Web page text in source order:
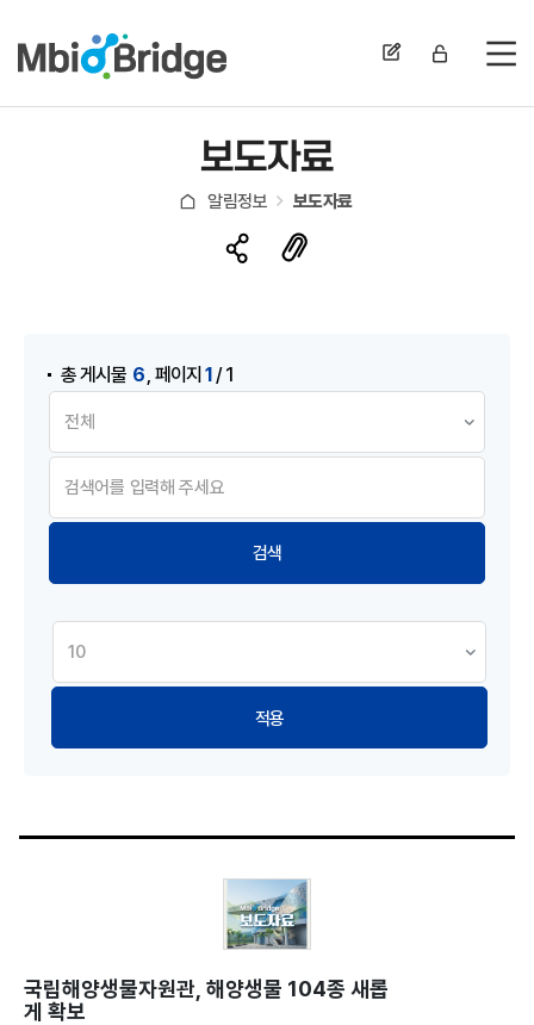
전
보도자료
알림정보 보도자료
총 게시물 6 ,페이지1/ 1
적용
국립해양생물자원관, 해양생물 104종 새롭
게 확보